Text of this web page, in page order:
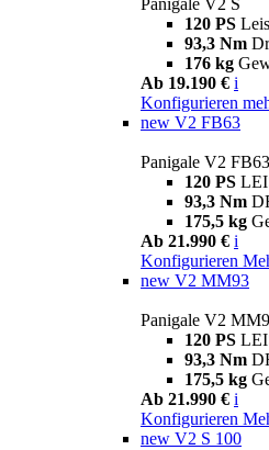
Panigale V2 S
120 PS
93,3 Nm
176 kg
Ab 19.190 € i
Konfigurieren
new V2 FB63
Panigale V2 FB63
120 PS
93,3 Nm
175,5 kg
Ab 21.990 € i
Konfigurieren
new V2 MM93
Panigale V2
120 PS
93,3 Nm
175,5 kg
Ab 21.990 € i
Konfigurieren
new V2 S 100